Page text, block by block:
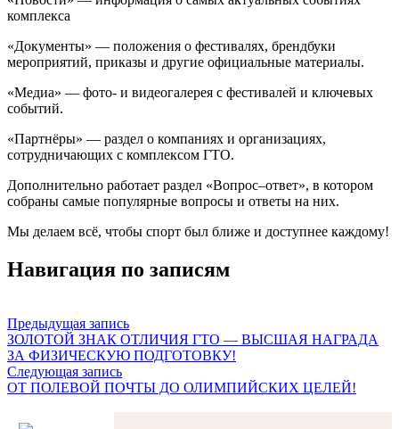
комплекса
«Документы» — положения о фестивалях, брендбуки
мероприятий, приказы и другие официальные материалы.
«Медиа» — фото- и видеогалерея с фестивалей и ключевых
событий.
«Партнёры» — раздел о компаниях и организациях,
сотрудничающих с комплексом ГТО.
Дополнительно работает раздел «Вопрос–ответ», в котором
собраны самые популярные вопросы и ответы на них.
Мы делаем всё, чтобы спорт был ближе и доступнее каждому!
Навигация по записям
Предыдущая запись
ЗОЛОТОЙ ЗНАК ОТЛИЧИЯ ГТО — ВЫСШАЯ НАГРАДА
ЗА ФИЗИЧЕСКУЮ ПОДГОТОВКУ!
Следующая запись
ОТ ПОЛЕВОЙ ПОЧТЫ ДО ОЛИМПИЙСКИХ ЦЕЛЕЙ!